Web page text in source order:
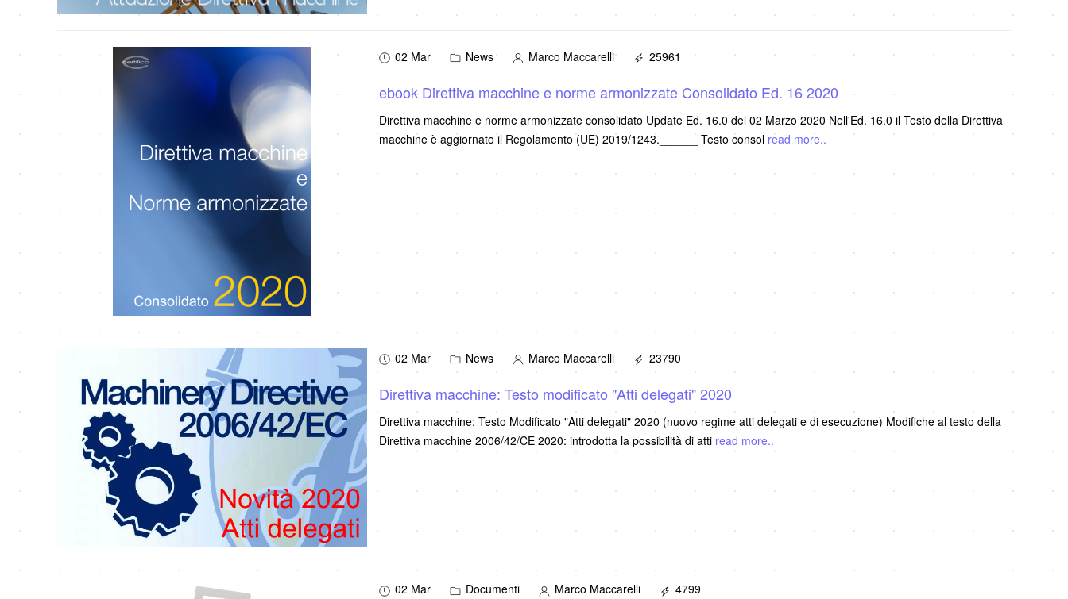
02 Mar News Marco Maccarelli 25961
ebook Direttiva macchine e norme armonizzate Consolidato Ed. 16 2020
Direttiva macchine e norme armonizzate consolidato Update Ed. 16.0 del 02 Marzo 2020 Nell'Ed. 16.0 il Testo della Direttiva
macchine è aggiornato il Regolamento (UE) 2019/1243.______ Testo consol read more..
02 Mar News Marco Maccarelli 23790
Direttiva macchine: Testo modificato "Atti delegati" 2020
Direttiva macchine: Testo Modificato "Atti delegati" 2020 (nuovo regime atti delegati e di esecuzione) Modifiche al testo della
Direttiva macchine 2006/42/CE 2020: introdotta la possibilità di atti read more..
02 Mar Documenti Marco Maccarelli 4799